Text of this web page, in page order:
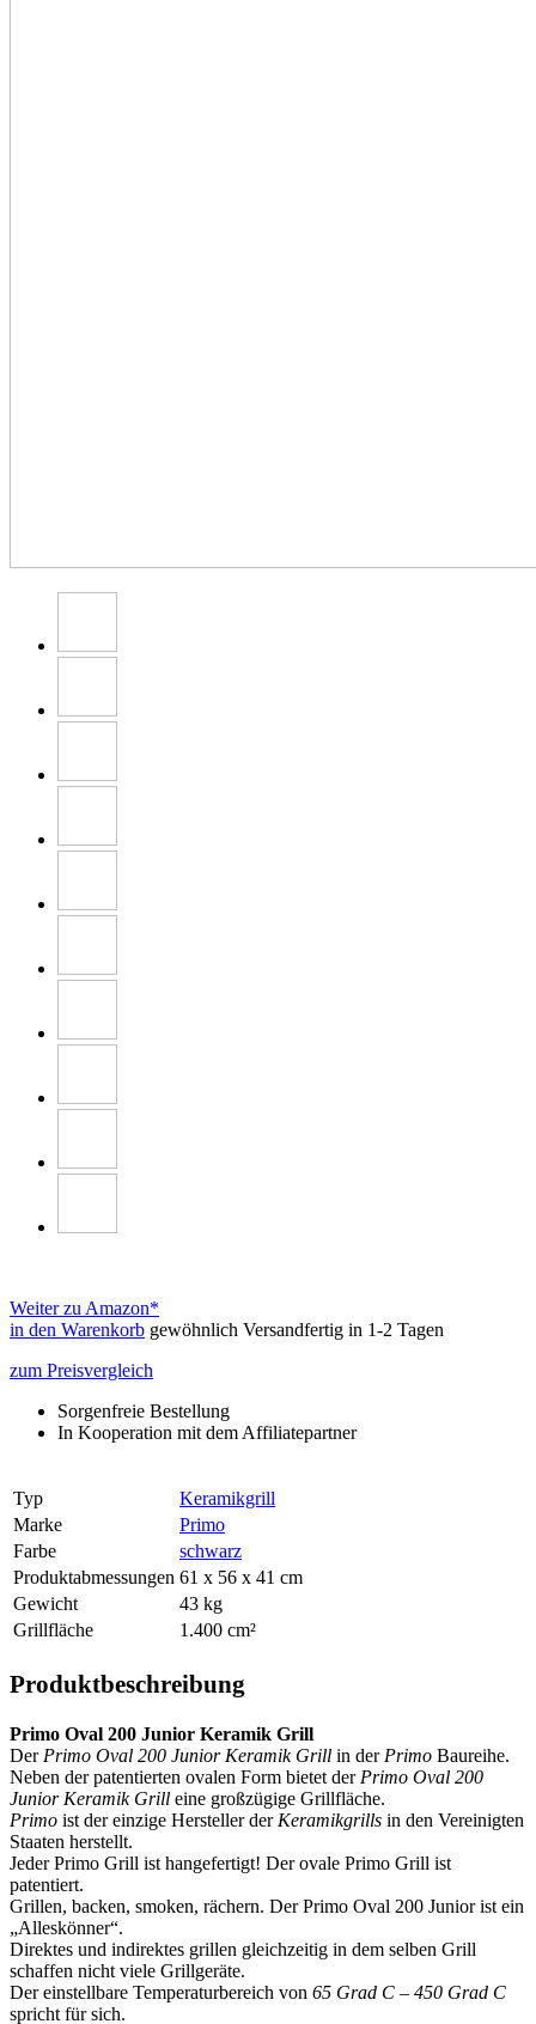
Weiter zu Amazon*
in den Warenkorb gewöhnlich Versandfertig in 1-2 Tagen
zum Preisvergleich
Sorgenfreie Bestellung
In Kooperation mit dem Affiliatepartner
Typ
Keramikgrill
Marke
Primo
Farbe
schwarz
Produktabmessungen 61 x 56 x 41 cm
Gewicht
43 kg
Grillfläche
1.400 cm²
Produktbeschreibung
Primo Oval 200 Junior Keramik Grill
Der Primo Oval 200 Junior Keramik Grill in der Primo Baureihe.
Neben der patentierten ovalen Form bietet der Primo Oval 200
Junior Keramik Grill eine großzügige Grillfläche.
Primo ist der einzige Hersteller der Keramikgrills in den Vereinigten
Staaten herstellt.
Jeder Primo Grill ist hangefertigt! Der ovale Primo Grill ist
patentiert.
Grillen, backen, smoken, rächern. Der Primo Oval 200 Junior ist ein
„Alleskönner“.
Direktes und indirektes grillen gleichzeitig in dem selben Grill
schaffen nicht viele Grillgeräte.
Der einstellbare Temperaturbereich von 65 Grad C – 450 Grad C
spricht für sich.